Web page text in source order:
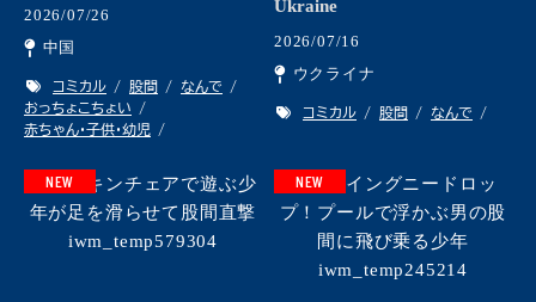
2026/07/26
中国
コミカル 股間
なんで
おっちょこちょい
赤ちゃん・子供・幼児
Ukraine
2026/07/16
ウクライナ
コミカル 股間 なんで
NEW NEW